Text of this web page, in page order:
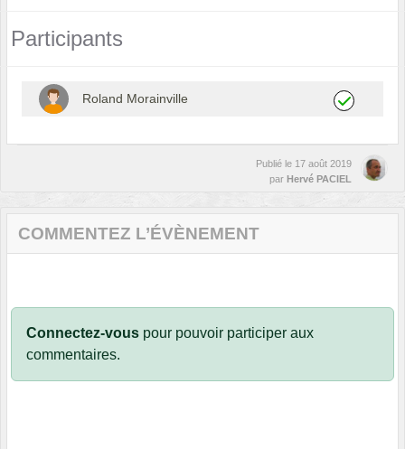
Participants
Roland Morainville
Publié le 17 août 2019
par Hervé PACIEL
COMMENTEZ L’ÉVÈNEMENT
Connectez-vous pour pouvoir participer aux
commentaires.